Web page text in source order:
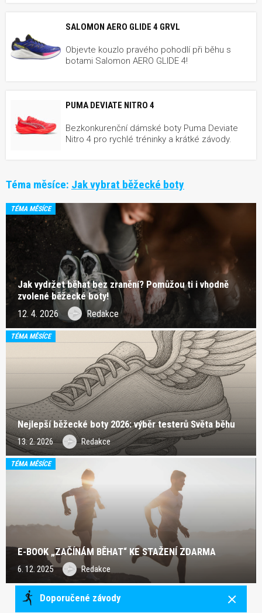
SALOMON AERO GLIDE 4 GRVL
Objevte kouzlo pravého pohodlí při běhu s
botami Salomon AERO GLIDE 4!
PUMA DEVIATE NITRO 4
Bezkonkurenční dámské boty Puma Deviate
Nitro 4 pro rychlé tréninky a krátké závody.
Téma měsíce: Jak vybrat běžecké boty
TÉMA MĚSÍCE
Jak vydržet běhat bez zranění? Pomůžou ti i vhodně
zvolené běžecké boty!
12. 4. 2026 Redakce
TÉMA MĚSÍCE
Nejlepší běžecké boty 2026: výběr testerů Světa běhu
13. 2. 2026 Redakce
TÉMA MĚSÍCE
E-BOOK „ZAČÍNÁM BĚHAT“ KE STAŽENÍ ZDARMA
6. 12. 2025 Redakce
Doporučené závody